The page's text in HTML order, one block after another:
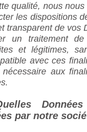
qualité, nous
les dispositions
transparent de vos
un traitement
et légitimes,
avec ces
nécessaire aux
par notre